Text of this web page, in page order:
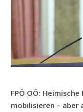
FPÖ OÖ:
mobilisieren –